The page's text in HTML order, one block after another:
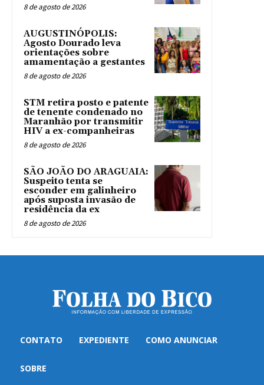
8 de agosto de 2026
AUGUSTINÓPOLIS:
Agosto Dourado leva
orientações sobre
amamentação a gestantes
8 de agosto de 2026
STM retira posto e patente
de tenente condenado no
Maranhão por transmitir
HIV a ex-companheiras
8 de agosto de 2026
SÃO JOÃO DO ARAGUAIA:
Suspeito tenta se
esconder em galinheiro
após suposta invasão de
residência da ex
8 de agosto de 2026
CONTATO EXPEDIENTE COMO ANUNCIAR
SOBRE